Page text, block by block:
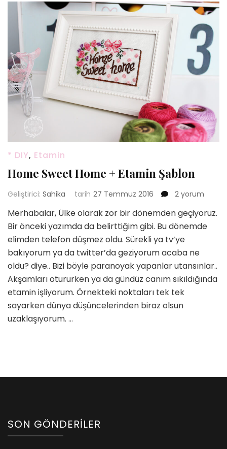
* DIY, Etamin
Home Sweet Home + Etamin Şablon
Geliştirici: Sahika tarih 27 Temmuz 2016
Home
Home
+
Etamin
Şablon
için
2 yorum
Merhabalar, Ülke olarak zor bir dönemden geçiyoruz.
Bir önceki yazımda da belirttiğim gibi. Bu dönemde
elimden telefon düşmez oldu. Sürekli ya tv’ye
bakıyorum ya da twitter’da geziyorum acaba ne
oldu? diye.. Bizi böyle paranoyak yapanlar utansınlar..
Akşamları otururken ya da gündüz canım sıkıldığında
etamin işliyorum. Örnekteki noktaları tek tek
sayarken dünya düşüncelerinden biraz olsun
uzaklaşıyorum. …
SON GÖNDERILER